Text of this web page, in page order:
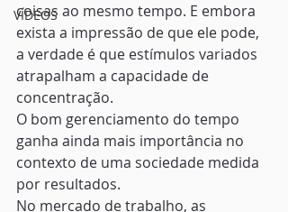
VÍDEOS
coisas ao mesmo tempo. E embora
exista a impressão de que ele pode,
a verdade é que estímulos variados
atrapalham a capacidade de
concentração.
O bom gerenciamento do tempo
ganha ainda mais importância no
contexto de uma sociedade medida
por resultados.
No mercado de trabalho, as